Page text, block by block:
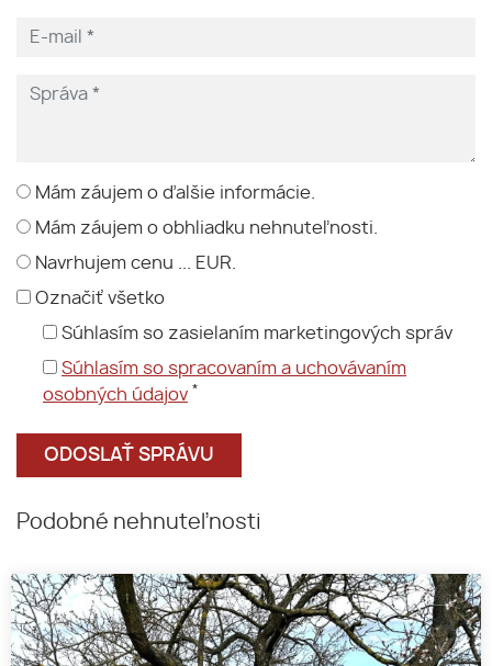
Mám záujem o ďalšie informácie.
Mám záujem o obhliadku nehnuteľnosti.
Navrhujem cenu ... EUR.
Označiť všetko
Súhlasím so zasielaním marketingových správ
Súhlasím so spracovaním a uchovávaním
osobných údajov *
Podobné nehnuteľnosti